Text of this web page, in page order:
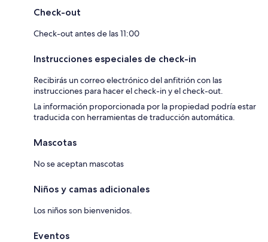
Check-out
Check-out antes de las 11:00
Instrucciones especiales de check-in
Recibirás un correo electrónico del anfitrión con las
instrucciones para hacer el check-in y el check-out.
La información proporcionada por la propiedad podría estar
traducida con herramientas de traducción automática.
Mascotas
No se aceptan mascotas
Niños y camas adicionales
Los niños son bienvenidos.
Eventos